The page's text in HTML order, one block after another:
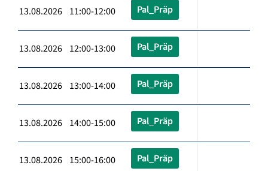
13.08.2026 11:00-12:00 Pal_Präp
13.08.2026 12:00-13:00 Pal_Präp
13.08.2026 13:00-14:00 Pal_Präp
13.08.2026 14:00-15:00 Pal_Präp
13.08.2026 15:00-16:00 Pal_Präp